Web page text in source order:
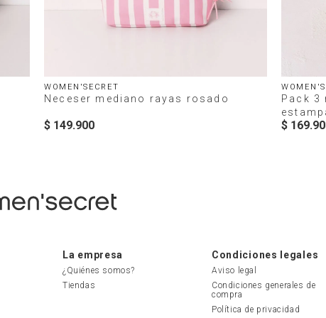
WOMEN'SECRET
Neceser mediano rayas rosado
$ 149.900
Pack 3
$ 169.
La empresa
¿Quiénes somos?
Tiendas
Condiciones legales
Aviso legal
Condiciones generales de
compra
Política de privacidad